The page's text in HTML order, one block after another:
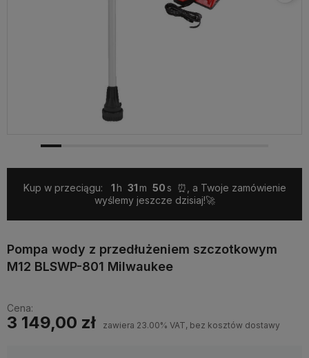
Kup w przeciągu: 1 31 50
⏰, a Twoje zamówienie
wyślemy jeszcze dzisiaj!🚀
Pompa wody z przedłużeniem szczotkowym
M12 BLSWP-801 Milwaukee
Cena:
3 149,00 zł zawiera 23.00% VAT, bez kosztów dostawy